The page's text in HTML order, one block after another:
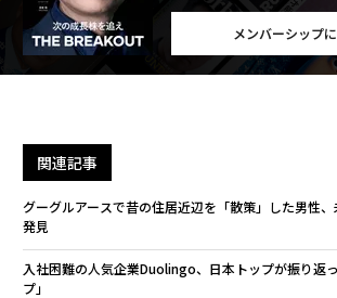
メンバーシップ
関連記事
グーグルアースで昔の住居近辺を「散策」した男性
発見
入社困難の人気企業Duolingo、日本トップが振り返
プ」